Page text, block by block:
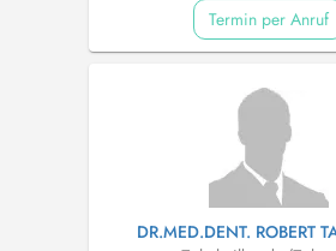
Termin per Anruf
DR.MED.DENT. ROBERT